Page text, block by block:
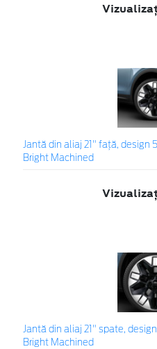
Jantă din aliaj 21" față, design
Bright Machined
Jantă din aliaj 21" spate,
Bright Machined